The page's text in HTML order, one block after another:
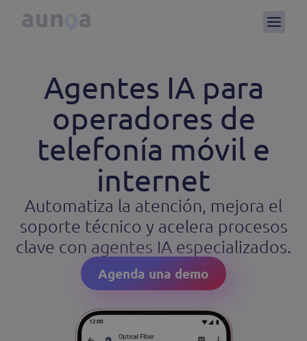
Agentes IA para
operadores de
telefonía móvil e
internet
Automatiza la atención, mejora el
soporte técnico y acelera procesos
clave con agentes IA especializados.
Agenda una demo